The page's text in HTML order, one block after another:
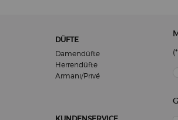
DÜFTE
Damendüfte
Herrendüfte
Armani/Privé